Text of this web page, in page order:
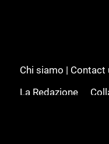
Chi siamo | Contact
La Redazione